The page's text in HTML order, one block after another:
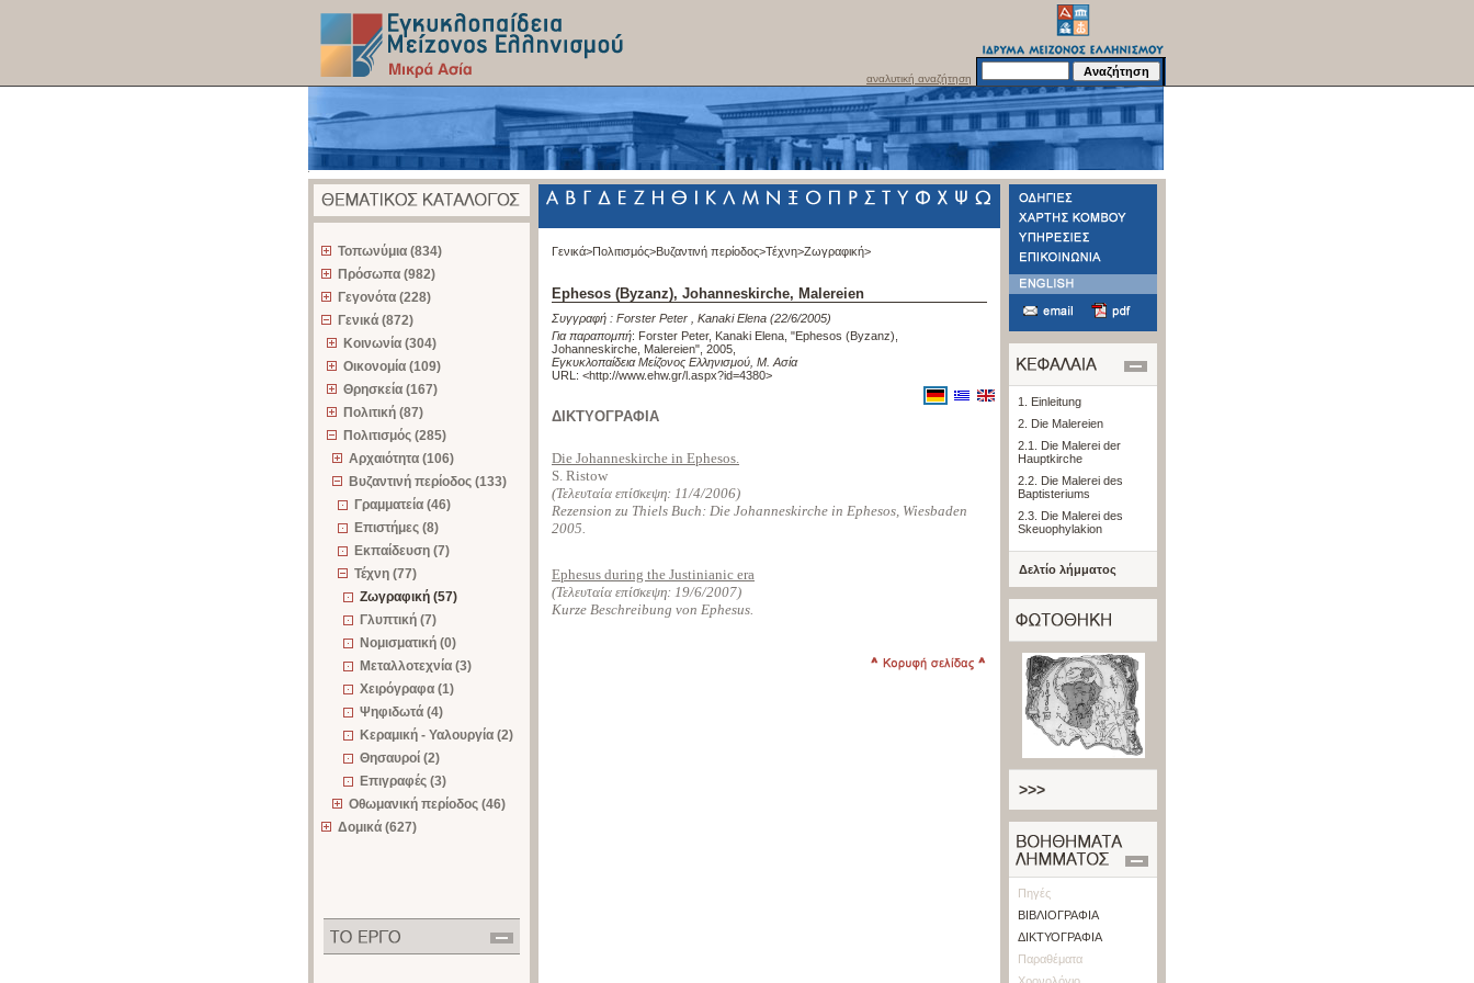
αναλυτική αναζήτηση
Τοπωνύμια (834)
Πρόσωπα (982)
Γεγονότα (228)
Γενικά (872)
Κοινωνία (304)
Οικονομία (109)
Θρησκεία (167)
Πολιτική (87)
Πολιτισμός (285)
Αρχαιότητα (106)
Βυζαντινή περίοδος (133)
Γραμματεία (46)
Επιστήμες (8)
Εκπαίδευση (7)
Τέχνη (77)
Ζωγραφική (57)
Γλυπτική (7)
Νομισματική (0)
Μεταλλοτεχνία (3)
Χειρόγραφα (1)
Ψηφιδωτά (4)
Κεραμική - Υαλουργία (2)
Θησαυροί (2)
Επιγραφές (3)
Οθωμανική περίοδος (46)
Δομικά (627)
Γενικά>Πολιτισμός>Βυζαντινή περίοδος>Τέχνη>Ζωγραφική>
Ephesos (Byzanz), Johanneskirche, Malereien
Συγγραφή : Forster Peter Kanaki Elena (22/6/2005)
Για παραπομπή: Forster Peter, Kanaki Elena, "Ephesos (Byzanz),
Johanneskirche, Malereien", 2005
Εγκυκλοπαίδεια Μείζονος Ελληνισμού, Μ. Ασία
URL: <http://www.ehw.gr/l.aspx?id=4380>
ΔΙΚΤΥΟΓΡΑΦΙΑ
Die Johanneskirche in Ephesos.
S. Ristow
(Τελευταία επίσκεψη: 11/4/2006)
Rezension zu Thiels Buch: Die Johanneskirche in Ephesos, Wiesbaden
2005.
Ephesus during the Justinianic era
(Τελευταία επίσκεψη: 19/6/2007)
Kurze Beschreibung von Ephesus.
1. Einleitung
2. Die Malereien
2.1. Die Malerei der
Hauptkirche
2.2. Die Malerei des
Baptisteriums
2.3. Die Malerei des
Skeuophylakion
Δελτίο λήμματος
>>>
Πηγές
ΒΙΒΛΙΟΓΡΑΦΙΑ
ΔΙΚΤΥΟΓΡΑΦΙΑ
Παραθέματα